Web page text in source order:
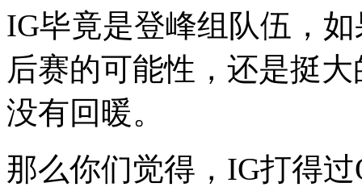
IG毕竟是登峰组队伍，
后赛的可能性，还是挺
没有回暖。
那么你们觉得，IG打得